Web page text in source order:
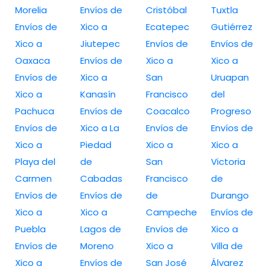
Morelia
Envíos de
Xico a
Oaxaca
Envíos de
Xico a
Pachuca
Envíos de
Xico a
Playa del
Carmen
Envíos de
Xico a
Puebla
Envíos de
Xico a
Envíos de
Xico a
Jiutepec
Envíos de
Xico a
Kanasín
Envíos de
Xico a La
Piedad
de
Cabadas
Envíos de
Xico a
Lagos de
Moreno
Envíos de
Cristóbal
Ecatepec
Envíos de
Xico a
San
Francisco
Coacalco
Envíos de
Xico a
San
Francisco
de
Campeche
Envíos de
Xico a
San José
Tuxtla
Gutiérrez
Envíos de
Xico a
Uruapan
del
Progreso
Envíos de
Xico a
Victoria
de
Durango
Envíos de
Xico a
Villa de
Álvarez